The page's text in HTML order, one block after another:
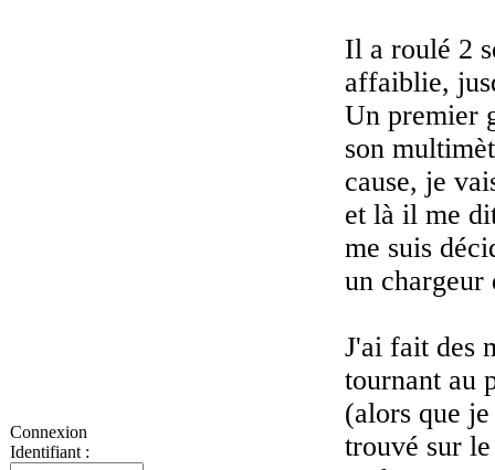
Connexion
Identifiant :
Il a roulé 2
affaiblie,
Un premier
son
cause, je
et là il me
me suis
un chargeur
J'ai fait des
tournant au
(alors que
trouvé sur